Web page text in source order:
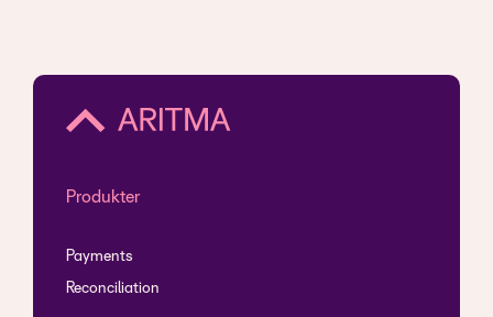
Produkter
Payments
Reconciliation